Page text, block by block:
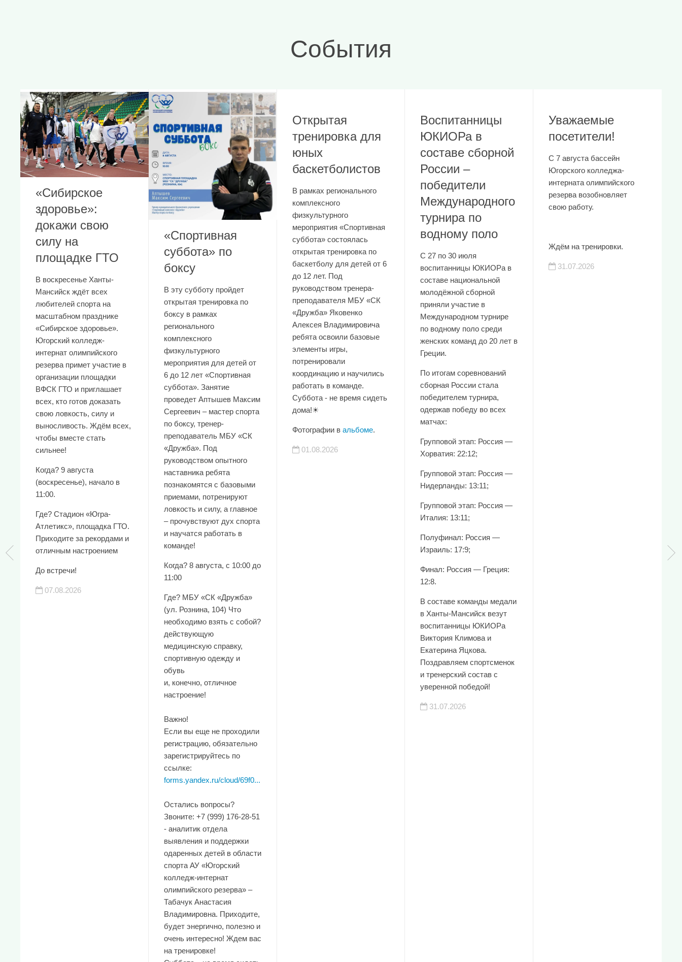
События
«Сибирское
здоровье»:
докажи свою
силу на
площадке ГТО
В воскресенье Ханты-
Мансийск ждёт всех
любителей спорта на
масштабном празднике
«Сибирское здоровье».
Югорский колледж-
интернат олимпийского
резерва примет участие в
организации площадки
ВФСК ГТО и приглашает
всех, кто готов доказать
свою ловкость, силу и
выносливость. Ждём всех,
чтобы вместе стать
сильнее!
Когда? 9 августа
(воскресенье), начало в
11:00.
Где? Стадион «Югра-
Атлетикс», площадка ГТО.
Приходите за рекордами и
отличным настроением
До встречи!
07.08.2026
«Спортивная
суббота» по
боксу
В эту субботу пройдет
открытая тренировка по
боксу в рамках
регионального
комплексного
физкультурного
мероприятия для детей от
6 до 12 лет «Спортивная
суббота». Занятие
проведет Аптышев Максим
Сергеевич – мастер спорта
по боксу, тренер-
преподаватель МБУ «СК
«Дружба». Под
руководством опытного
наставника ребята
познакомятся с базовыми
приемами, потренируют
ловкость и силу, а главное
– прочувствуют дух спорта
и научатся работать в
команде!
Когда? 8 августа, с 10:00 до
11:00
Где? МБУ «СК «Дружба»
(ул. Рознина, 104) Что
необходимо взять с собой?
действующую
медицинскую справку,
спортивную одежду и
обувь
и, конечно, отличное
настроение!
Важно!
Если вы еще не проходили
регистрацию, обязательно
зарегистрируйтесь по
ссылке:
forms.yandex.ru/cloud/69f0...
Остались вопросы?
Звоните: +7 (999) 176-28-51
- аналитик отдела
выявления и поддержки
одаренных детей в области
спорта АУ «Югорский
колледж-интернат
олимпийского резерва» –
Табачук Анастасия
Владимировна. Приходите,
будет энергично, полезно и
очень интересно! Ждем вас
на тренировке!
Открытая
тренировка для
юных
баскетболистов
В рамках регионального
комплексного
физкультурного
мероприятия «Спортивная
суббота» состоялась
открытая тренировка по
баскетболу для детей от 6
до 12 лет. Под
руководством тренера-
преподавателя МБУ «СК
«Дружба» Яковенко
Алексея Владимировича
ребята освоили базовые
потренировали
координацию и научились
Воспитанницы
ЮКИОРа в
составе сборной
России –
победители
Международного
турнира по
водному поло
С 27 по 30 июля
воспитанницы ЮКИОРа в
составе национальной
молодёжной сборной
приняли участие в
Международном турнире
по водному поло среди
женских команд до 20 лет в
Греции.
По итогам соревнований
сборная России стала
победителем турнира,
одержав победу во всех
матчах:
Групповой этап: Россия —
Хорватия: 22:12;
Групповой этап: Россия —
Нидерланды: 13:11;
Групповой этап: Россия —
Италия: 13:11;
Полуфинал: Россия —
Израиль: 17:9;
Финал: Россия — Греция:
12:8.
В составе команды медали
в Ханты-Мансийск везут
воспитанницы ЮКИОРа
Виктория Климова и
Екатерина Яцкова.
Поздравляем спортсменок
и тренерский состав с
уверенной победой!
31.07.2026
Уважаемые
посетители!
С 7 августа бассейн
Югорского колледжа-
интерната олимпийского
резерва возобновляет
свою работу.
Ждём на тренировки.
31.07.2026